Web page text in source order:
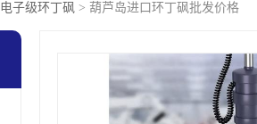
电子级环丁砜 > 葫芦岛进口环丁砜批发价格